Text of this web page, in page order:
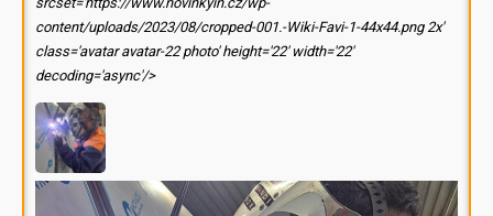
content/uploads/2023/08/cropped-001.-Wiki-Favi-1-44x44.png 2x'
class='avatar avatar-22 photo' height='22' width='22'
decoding='async'/>